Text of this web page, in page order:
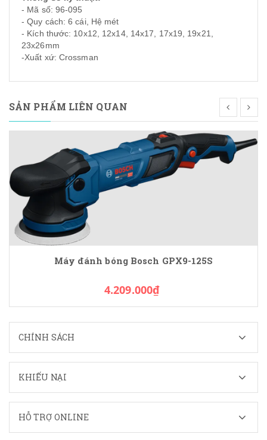
- Mã số: 96-095
- Quy cách: 6 cái, Hệ mét
- Kích thước: 10x12, 12x14, 14x17, 17x19, 19x21,
23x26mm
-Xuất xứ: Crossman
SẢN PHẨM LIÊN QUAN
Máy đánh bóng Bosch GPX9-125S
4.209.000₫
CHÍNH SÁCH
KHIẾU NẠI
HỖ TRỢ ONLINE